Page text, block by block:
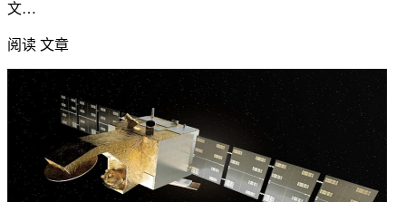
文…
阅读 文章